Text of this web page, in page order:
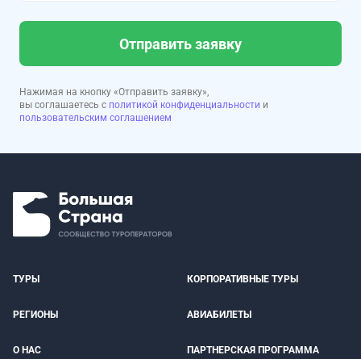
Отправить заявку
Нажимая на кнопку «Отправить заявку»,
вы соглашаетесь с политикой конфиденциальности и
пользовательским соглашением
ТУРЫ КОРПОРАТИВНЫЕ ТУРЫ
РЕГИОНЫ АВИАБИЛЕТЫ
О НАС ПАРТНЕРСКАЯ ПРОГРАММА